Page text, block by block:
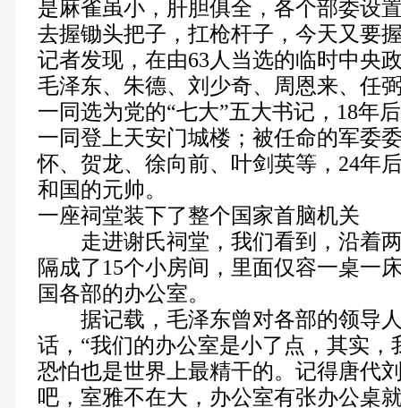
是麻雀虽小，肝胆俱全，各个部委设
去握锄头把子，扛枪杆子，今天又要
记者发现，在由63人当选的临时中央
毛泽东、朱德、刘少奇、周恩来、任
一同选为党的“七大”五大书记，18年
一同登上天安门城楼；被任命的军委
怀、贺龙、徐向前、叶剑英等，24年
和国的元帅。
一座祠堂装下了整个国家首脑机关
走进谢氏祠堂，我们看到，沿着两
隔成了15个小房间，里面仅容一桌一
国各部的办公室。
据记载，毛泽东曾对各部的领导
话，“我们的办公室是小了点，其实，
恐怕也是世界上最精干的。记得唐代
吧，室雅不在大，办公室有张办公桌